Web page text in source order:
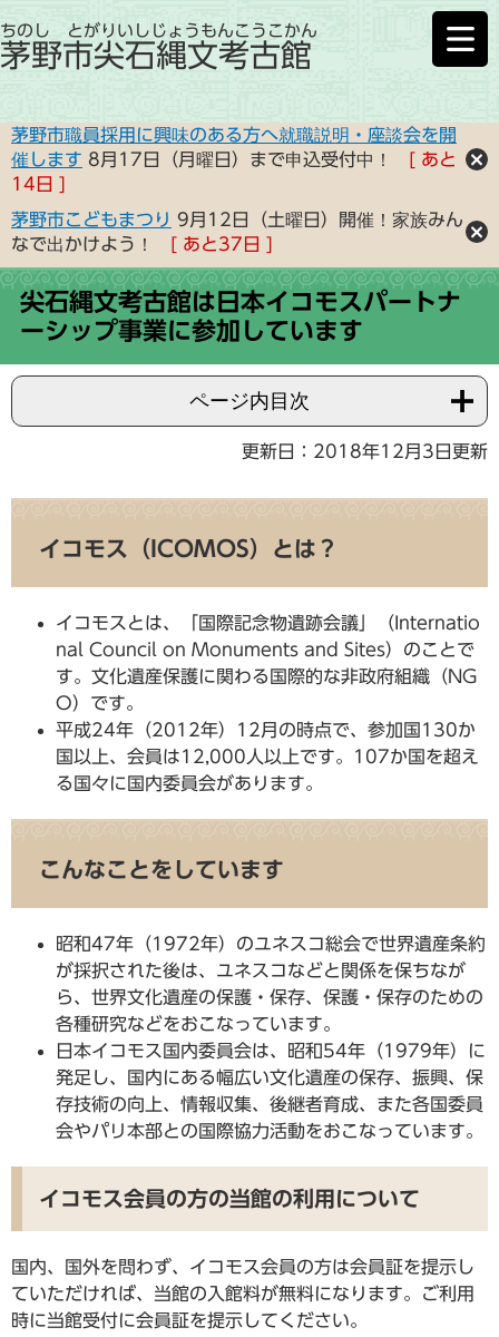
茅野市尖石縄文考古館
ちのし とがりいしじょうもんこうこかん
茅野市職員採用に興味のある方へ就職説明・座談会を開
催します 8月17日（月曜日）まで申込受付中！
あと
14 日
茅野市こどもまつり 9月12日（土曜日）開催！家族みん
なで出かけよう！
あと37 日
尖石縄文考古館は日本イコモスパートナ
ーシップ事業に参加しています
ページ内目次
更新日：2018年12月3日更新
イコモス（ICOMOS）とは？
イコモスとは、「国際記念物遺跡会議」（Internatio
nal Council on Monuments and Sites）のことで
す。文化遺産保護に関わる国際的な非政府組織（NG
O）です。
平成24年（2012年）12月の時点で、参加国130か
国以上、会員は12,000人以上です。107か国を超え
る国々に国内委員会があります。
こんなことをしています
昭和47年（1972年）のユネスコ総会で世界遺産条約
が採択された後は、ユネスコなどと関係を保ちなが
ら、世界文化遺産の保護・保存、保護・保存のための
各種研究などをおこなっています。
日本イコモス国内委員会は、昭和54年（1979年）に
発足し、国内にある幅広い文化遺産の保存、振興、保
存技術の向上、情報収集、後継者育成、また各国委員
会やパリ本部との国際協力活動をおこなっています。
イコモス会員の方の当館の利用について
国内、国外を問わず、イコモス会員の方は会員証を提示し
ていただければ、当館の入館料が無料になります。ご利用
時に当館受付に会員証を提示してください。